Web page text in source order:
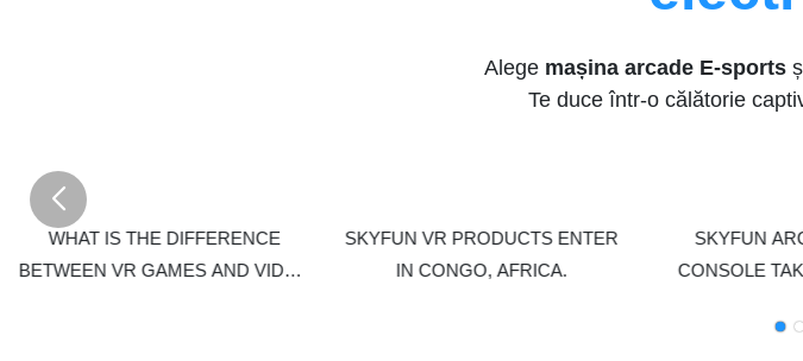
Alege mașina arcade E-sports
Te duce într-o călătorie
WHAT IS THE DIFFERENCE
BETWEEN VR GAMES AND VIDEO
SKYFUN VR PRODUCTS ENTER
IN CONGO, AFRICA.
SKYFUN
CONSOLE